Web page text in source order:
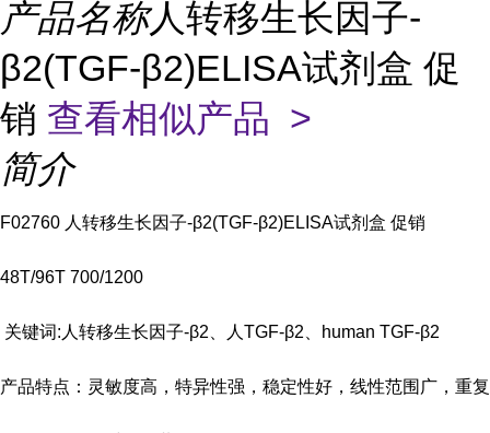
产品名称人转移生长因子-
β2(TGF-β2)ELISA试剂盒 促
销 查看相似产品 >
简介
F02760 人转移生长因子-β2(TGF-β2)ELISA试剂盒 促销
48T/96T 700/1200
关键词:人转移生长因子-β2、人TGF-β2、human TGF-β2
产品特点：灵敏度高，特异性强，稳定性好，线性范围广，重复